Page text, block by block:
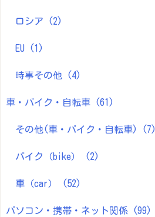
ロシア (2)
EU (1)
時事その他 (4)
車・バイク・自転車 (61)
その他(車・バイク・自転車) (7)
バイク（bike） (2)
車（car） (52)
パソコン・携帯・ネット関係 (99)